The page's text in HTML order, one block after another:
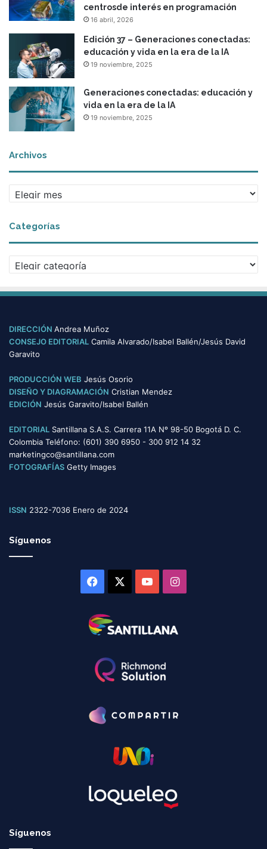
centrosde interés en programación
16 abril, 2026
Edición 37 – Generaciones conectadas:
educación y vida en la era de la IA
19 noviembre, 2025
Generaciones conectadas: educación y
vida en la era de la IA
19 noviembre, 2025
Archivos
r
h
i
Categorías
a
e
o
r
s
DIRECCIÓN Andrea Muñoz
CONSEJO EDITORIAL Camila Alvarado/Isabel Ballén/Jesús David
Garavito
PRODUCCIÓN WEB Jesús Osorio
DISEÑO Y DIAGRAMACIÓN Cristian Mendez
EDICIÓN Jesús Garavito/Isabel Ballén
EDITORIAL Santillana S.A.S. Carrera 11A Nº 98-50 Bogotá D. C.
Colombia Teléfono: (601) 390 6950 - 300 912 14 32
marketingco@santillana.com
FOTOGRAFÍAS Getty Images
ISSN 2322-7036 Enero de 2024
Síguenos
Facebook YouTubeInstagram
Síguenos